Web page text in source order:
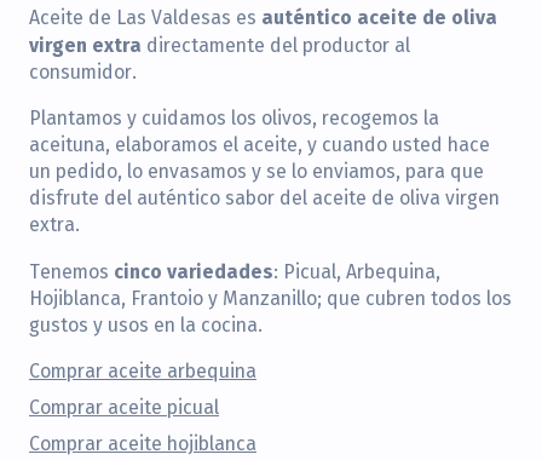
Aceite de Las Valdesas es auténtico aceite de oliva
virgen extra directamente del productor al
consumidor.
Plantamos y cuidamos los olivos, recogemos la
aceituna, elaboramos el aceite, y cuando usted hace
un pedido, lo envasamos y se lo enviamos, para que
disfrute del auténtico sabor del aceite de oliva virgen
extra.
Tenemos cinco variedades: Picual, Arbequina,
Hojiblanca, Frantoio y Manzanillo; que cubren todos los
gustos y usos en la cocina.
Comprar aceite arbequina
Comprar aceite picual
Comprar aceite hojiblanca